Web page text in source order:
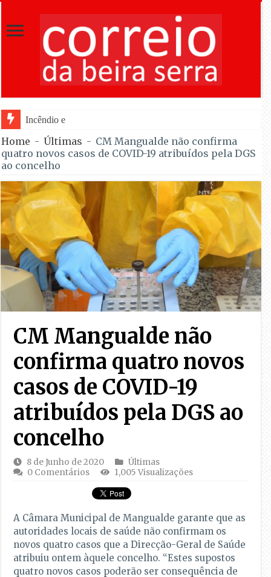
Incêndio em Fornos de Algodres dominado a
Home - Últimas - CM Mangualde não confirma
quatro novos casos de COVID-19 atribuídos pela DGS
ao concelho
CM Mangualde não
confirma quatro novos
casos de COVID-19
atribuídos pela DGS ao
concelho
8 de Junho de 2020
Últimas
0 Comentários
1,005 Visualizações
A Câmara Municipal de Mangualde garante que as
autoridades locais de saúde não confirmam os
novos quatro casos que a Direcção-Geral de Saúde
atribuiu ontem àquele concelho. “Estes supostos
quatro novos casos poderão ser consequência de